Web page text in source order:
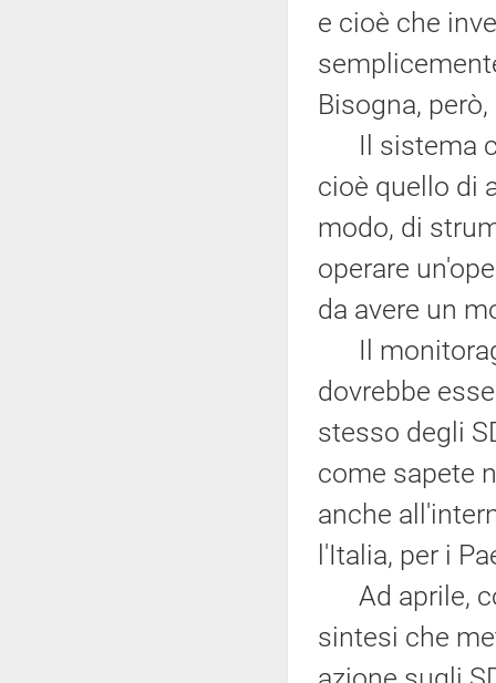
e cioè che
Bisogna,
Il sistema
cioè quello di
modo, di
operare
da avere un
Il
dovrebbe
stesso degli
come sapete
anche
l'Italia, per i
Ad aprile,
sintesi che